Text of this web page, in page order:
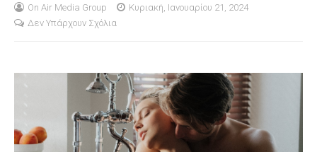
NEW On Air Media Group
Κυριακή, Ιανουαρίου 21, 2024
Δεν Υπάρχουν Σχόλια